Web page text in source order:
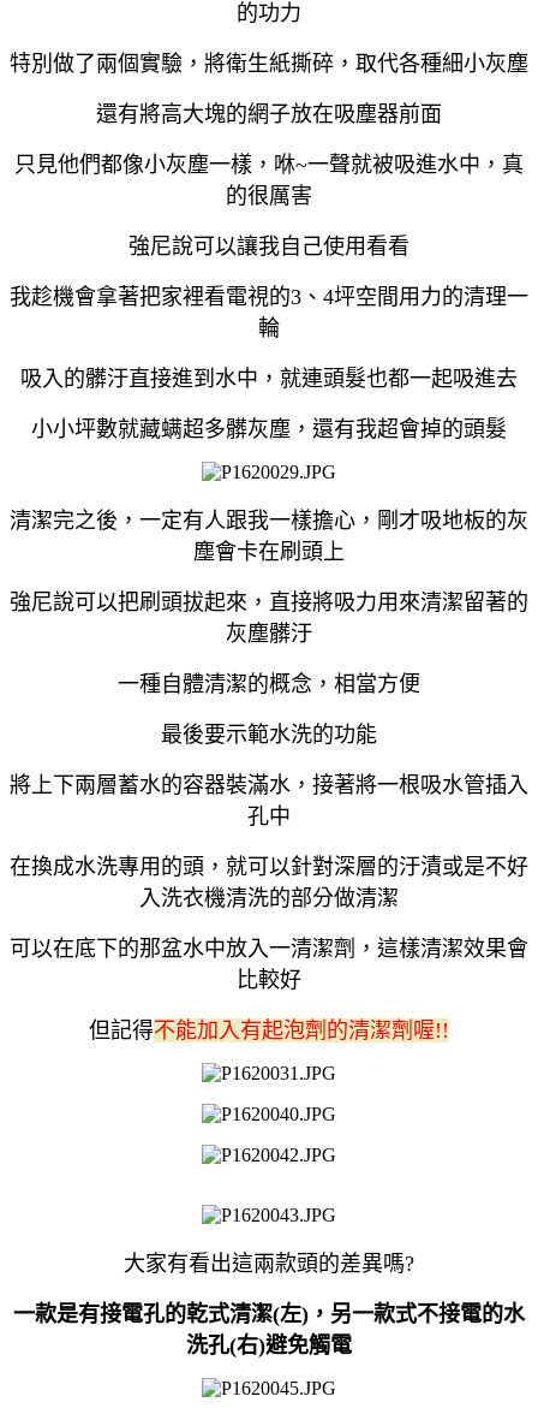
的功力
特別做了兩個實驗，將衛生紙撕碎，取代各種細小灰塵
還有將高大塊的網子放在吸塵器前面
只見他們都像小灰塵一樣，咻~一聲就被吸進水中，真
的很厲害
強尼說可以讓我自己使用看看
我趁機會拿著把家裡看電視的3、4坪空間用力的清理一
輪
吸入的髒汙直接進到水中，就連頭髮也都一起吸進去
小小坪數就藏螨超多髒灰塵，還有我超會掉的頭髮
清潔完之後，一定有人跟我一樣擔心，剛才吸地板的灰
塵會卡在刷頭上
強尼說可以把刷頭拔起來，直接將吸力用來清潔留著的
灰塵髒汙
一種自體清潔的概念，相當方便
最後要示範水洗的功能
將上下兩層蓄水的容器裝滿水，接著將一根吸水管插入
孔中
在換成水洗專用的頭，就可以針對深層的汙漬或是不好
入洗衣機清洗的部分做清潔
可以在底下的那盆水中放入一清潔劑，這樣清潔效果會
比較好
但記得不能加入有起泡劑的清潔劑喔!!
大家有看出這兩款頭的差異嗎?
一款是有接電孔的乾式清潔(左)，另一款式不接電的水
洗孔(右)避免觸電